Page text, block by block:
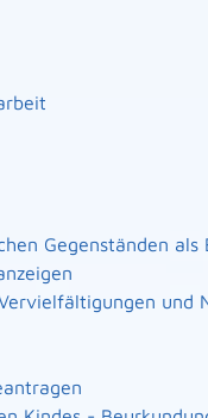
Gegenständen als
und